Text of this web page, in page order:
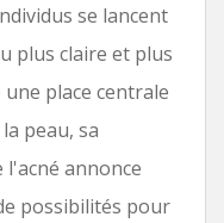
se lancent
plus claire et plus
place centrale
peau, sa
l'acné annonce
possibilités pour